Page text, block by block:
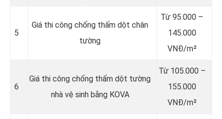
5
Giá thi công chống thấm dột chân
tường
Từ 95.000 –
145.000
VNĐ/m²
6
Giá thi công chống thấm dột tường
nhà vệ sinh bằng KOVA
Từ 105.000 –
155.000
VNĐ/m²